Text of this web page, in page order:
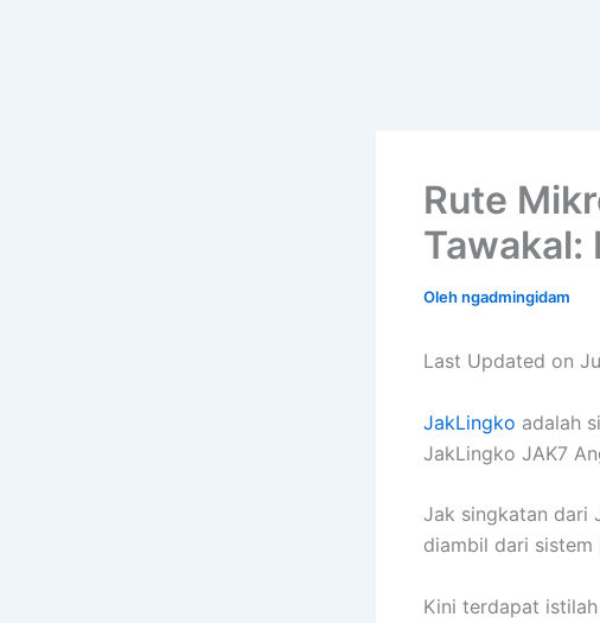
Rute
Tawakal:
Olehngadmingidam
Last Updated on
JakLingko adalah
JakLingko JAK7
Jak singkatan dari
diambil dari sistem
Kini terdapat